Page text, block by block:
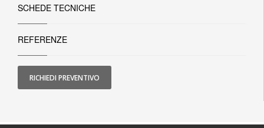
SCHEDE TECNICHE
REFERENZE
RICHIEDI PREVENTIVO